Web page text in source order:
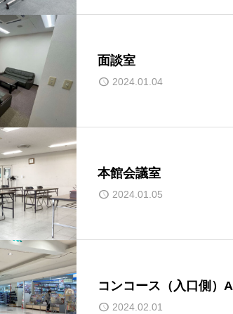
面談室
2024.01.04
本館会議室
2024.01.05
コンコース（入口側）A
2024.02.01